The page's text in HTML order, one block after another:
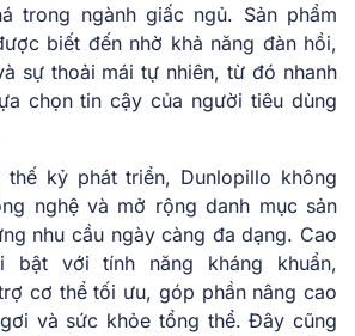
trong ngành giấc ngủ. Sản phẩm
biết đến nhờ khả năng đàn hồi,
sự thoải mái tự nhiên, từ đó nhanh
chọn tin cậy của người tiêu dùng
thế kỷ phát triển, Dunlopillo không
nghệ và mở rộng danh mục sản
nhu cầu ngày càng đa dạng. Cao
bật với tính năng kháng khuẩn,
cơ thể tối ưu, góp phần nâng cao
và sức khỏe tổng thể. Đây cũng